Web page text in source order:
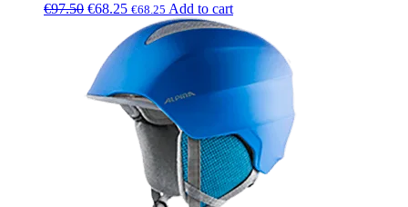
€97.50 €68.25 €68.25 Add to cart